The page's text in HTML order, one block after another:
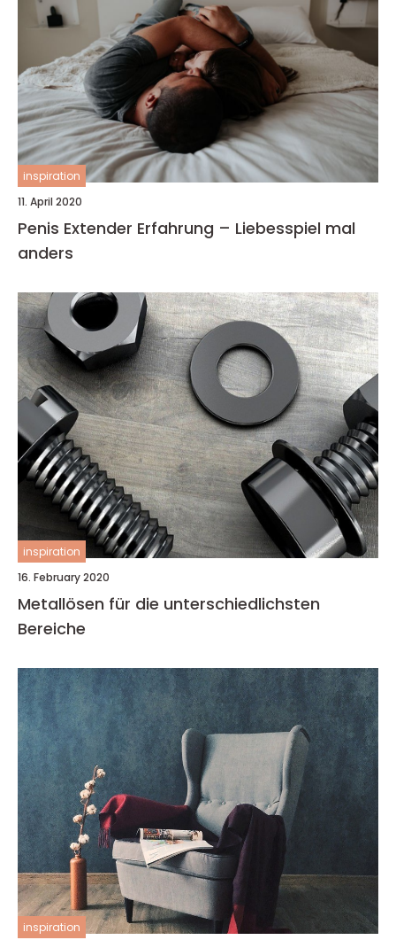
inspiration
11. April 2020
Penis Extender Erfahrung – Liebesspiel mal
anders
inspiration
16. February 2020
Metallösen für die unterschiedlichsten
Bereiche
inspiration